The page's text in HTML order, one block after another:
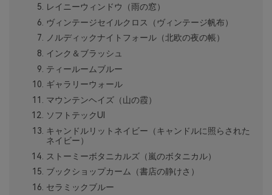
レイニーウィンドウ（雨の窓）
ヴィンテージセイルクロス（ヴィンテージ帆布）
ノルディックナイトフォール（北欧の夜の帳）
インク＆ブラッシュ
ティールームブルー
ギャラリーウォール
マウンテンヘイズ（山の霞）
ソフトテックUI
キャンドルリットネイビー（キャンドルに照らされた
ネイビー）
ストーミーボタニカルズ（嵐のボタニカル）
ブックショップカーム（書店の静けさ）
セラミックブルー